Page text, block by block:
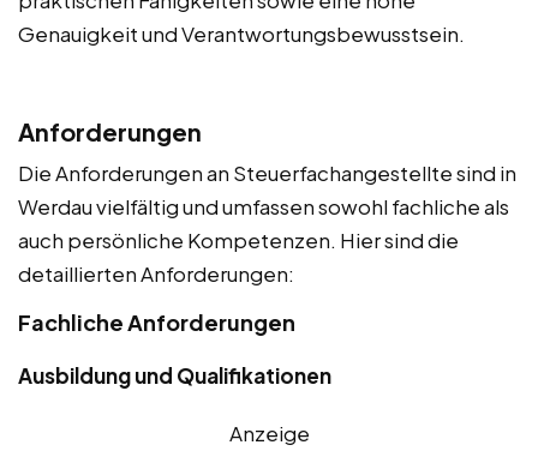
Genauigkeit und Verantwortungsbewusstsein.
Anforderungen
Die Anforderungen an Steuerfachangestellte sind in
Werdau vielfältig und umfassen sowohl fachliche als
auch persönliche Kompetenzen. Hier sind die
detaillierten Anforderungen:
Fachliche Anforderungen
Ausbildung und Qualifikationen
Anzeige